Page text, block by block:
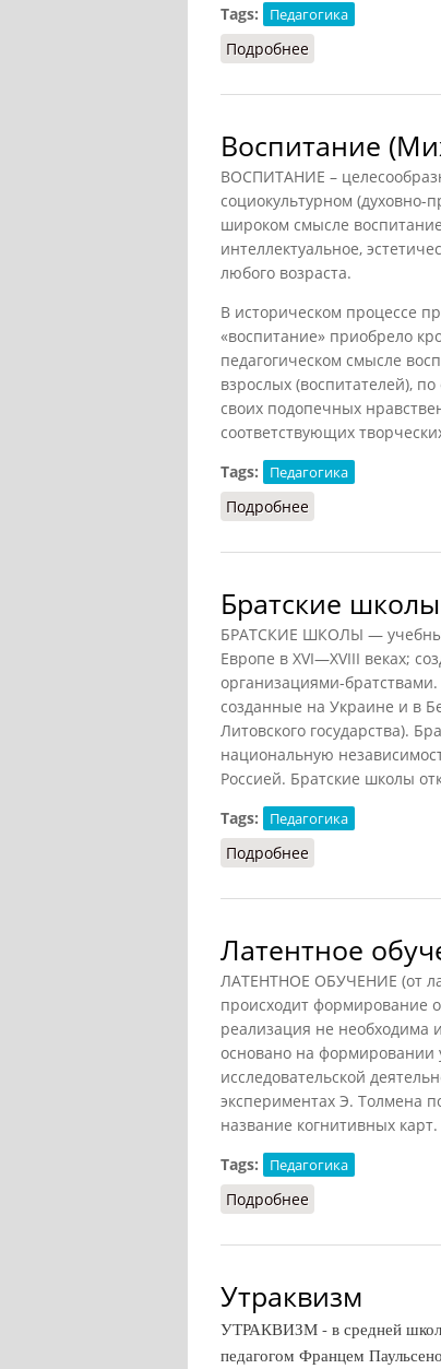
Tags:
Педагогика
Подробнее
Воспитание
ВОСПИТАНИЕ –
социокультурном (духовно-
широком смысле
интеллектуальное,
любого возраста.
В историческом процессе
«воспитание» приобрело
педагогическом смысле
взрослых (воспитателей),
своих подопечных
соответствующих
Tags:
Педагогика
Подробнее
Братские
БРАТСКИЕ ШКОЛЫ —
Европе в XVI—XVIII веках;
организациями-
созданные на Украине и в
Литовского государства).
национальную
Россией. Братские школы
Tags:
Педагогика
Подробнее
Латентное
ЛАТЕНТНОЕ ОБУЧЕНИЕ (от
происходит формирование
реализация не необходима
основано на формировании
исследовательской
экспериментах Э. Толмена
название когнитивных карт.
Tags:
Педагогика
Подробнее
Утраквизм
УТРАКВИЗМ - в средней
педагогом Францем